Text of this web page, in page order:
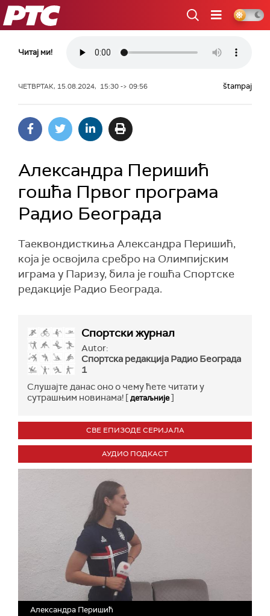
РТС
Читај ми!
ЧЕТВРТАК, 15.08.2024, 15:30 -> 09:56 štampaj
Александра Перишић
гошћа Првог програма
Радио Београда
Таеквондисткиња Александра Перишић,
која је освојила сребро на Олимпијским
играма у Паризу, била је гошћа Спортске
редакције Радио Београда.
Спортски журнал
Autor:
Спортска редакција Радио Београда
1
Слушајте данас оно о чему ћете читати у
сутрашњим новинама! [детаљније]
СВЕ ЕПИЗОДЕ СЕРИЈАЛА
АУДИО ПОДКАСТ
Александра Перишић